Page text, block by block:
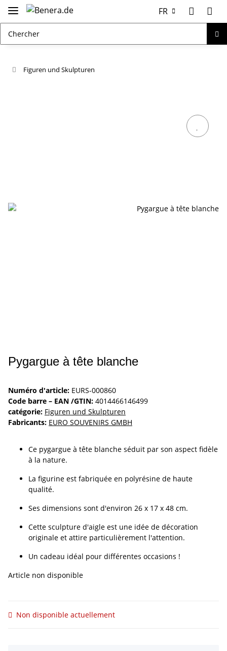
FR
Figuren und Skulpturen
Pygargue à tête blanche
Numéro d'article: EURS-000860
Code barre – EAN /GTIN: 4014466146499
catégorie: Figuren und Skulpturen
Fabricants: EURO SOUVENIRS GMBH
Ce pygargue à tête blanche séduit par son aspect fidèle
à la nature.
La figurine est fabriquée en polyrésine de haute
qualité.
Ses dimensions sont d'environ 26 x 17 x 48 cm.
Cette sculpture d'aigle est une idée de décoration
originale et attire particulièrement l'attention.
Un cadeau idéal pour différentes occasions !
Article non disponible
Non disponible actuellement